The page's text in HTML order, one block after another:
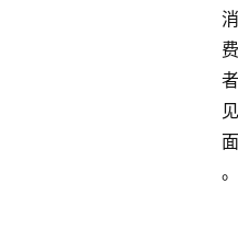
消
费
者
见
面
。